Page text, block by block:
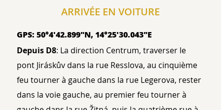
ARRIVÉE EN VOITURE
GPS: 50°4'42.899"N, 14°25'30.043"E
Depuis D8: La direction Centrum, traverser le
pont Jiráskův dans la rue Resslova, au cinquième
feu tourner à gauche dans la rue Legerova, rester
dans la voie gauche, au premier feu tourner à